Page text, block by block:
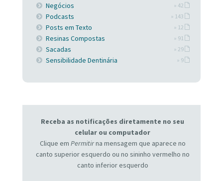
Negócios » 42
Podcasts » 143
Posts em Texto » 12
Resinas Compostas » 91
Sacadas » 29
Sensibilidade Dentinária » 9
Receba as notificações diretamente no seu
celular ou computador
Clique em Permitirna mensagem que aparece no
canto superior esquerdo ou no sininho vermelho no
canto inferior esquerdo